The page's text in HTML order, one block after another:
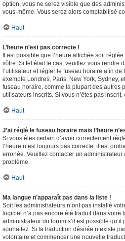
option, vous ne serez visible que des
vous-même. Vous serez alors comptabilisé
Haut
L’heure n’est pas correcte !
Il est possible que l’heure affichée soit
vôtre. Si tel était le cas, veuillez vous rendre
l’utilisateur et régler le fuseau horaire afin
exemple Londres, Paris, New York, Sydney,
fuseau horaire, comme la plupart des autres
utilisateurs inscrits. Si vous n’êtes pas inscrit,
Haut
J’ai réglé le fuseau horaire mais l’heure
Si vous êtes certain d’avoir correctement
l’heure n’est toujours pas correcte, il est
erronée. Veuillez contacter un
problème.
Haut
Ma langue n’apparaît pas dans la liste !
Soit les administrateurs n’ont pas installé
logiciel n’a pas encore été traduit dans
administrateur du forum s’il est possible
souhaitez. Si la traduction désirée n’existe
volontaire et commencer une nouvelle